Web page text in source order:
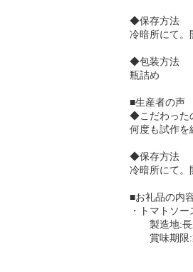
◆保存方法
冷暗所にて。
◆包装方法
瓶詰め
■生産者の声
◆こだわった
何度も試作を
◆保存方法
冷暗所にて。
■お礼品の内
・トマトソ
製造地:長
賞味期限: